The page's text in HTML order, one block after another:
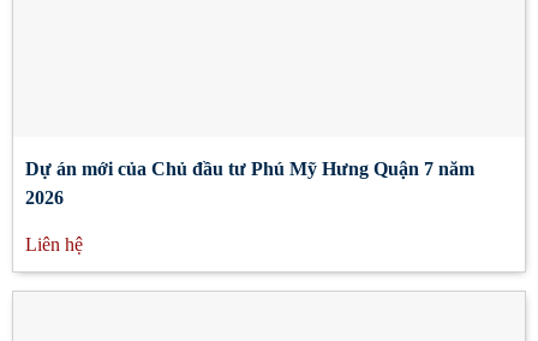
Dự án mới của Chủ đầu tư Phú Mỹ Hưng Quận 7 năm
2026
Liên hệ